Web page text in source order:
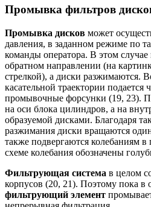
Промывка фильтров
Промывка дисков может
давления, в заданном режиме по
команды оператора. В этом случае
обратном направлении (на
стрелкой), а диски разжимаются.
касательной траектории подается
промывочные форсунки (19, 23).
на оси блока цилиндров, а на
образуемой дисками. Благодаря
разжимания диски вращаются
также подвергаются колебаниям в
схеме колебания обозначены
Фильтрующая система в целом
корпусов (20, 21). Поэтому пока в
фильтрующий элемент